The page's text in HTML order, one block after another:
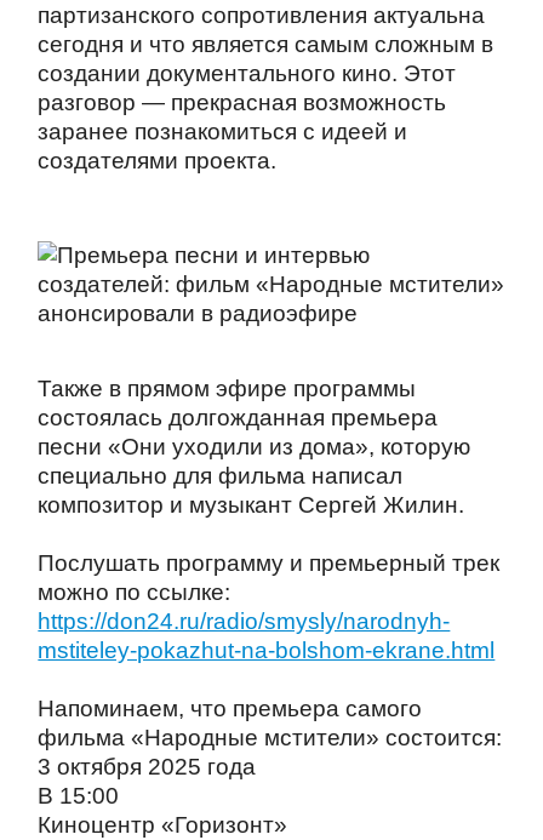
партизанского сопротивления актуальна
сегодня и что является самым сложным в
создании документального кино. Этот
разговор — прекрасная возможность
заранее познакомиться с идеей и
создателями проекта.
Также в прямом эфире программы
состоялась долгожданная премьера
песни «Они уходили из дома», которую
специально для фильма написал
композитор и музыкант Сергей Жилин.
Послушать программу и премьерный трек
можно по ссылке:
https://don24.ru/radio/smysly/narodnyh-
mstiteley-pokazhut-na-bolshom-ekrane.html
Напоминаем, что премьера самого
фильма «Народные мстители» состоится:
3 октября 2025 года
В 15:00
Киноцентр «Горизонт»